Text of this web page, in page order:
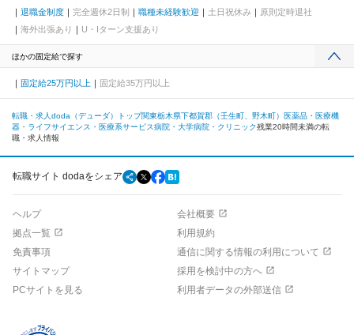
退職金制度
完全週休2日制 職種未経験歓迎 土日祝休み
原則定時退社
海外出張あり
U・Iターン支援あり
ほかの固定給で探す
固定給25万円以上 固定給35万円以上
転職・求人doda（デューダ）トップ関東栃木県下都賀郡（壬生町、野木町） 医薬品・医療機
器・ライフサイエンス・医療系サービス病院・大学病院・クリニック残業20時間未満の転
職・求人情報
転職サイト dodaをシェア
ヘルプ
会社概要
拠点一覧
利用規約
免責事項
通信に関する情報の利用について
サイトマップ
採用を検討中の方へ
PCサイトを見る
利用者データの外部送信